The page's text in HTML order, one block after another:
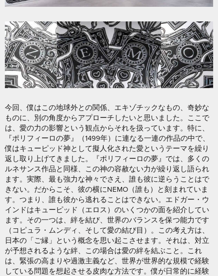
今回、僕はこの地球外との関係、エキゾチックなもの、奇妙な
ものに、別の角度からアプローチしたいと思いました。ここで
は、愛の力の影響という観点からそれを扱っています。特に、
『ポリフィーロの夢』（1499年）に連なる一連の作品の中で、
僕はキューピッド神として擬人化された愛というテーマを繰り
返し取り上げてきました。『ポリフィーロの夢』では、多くの
ルネサンス作品と同様、この神の容赦ない力が繰り返し語られ
ます。実際、最も強力な神々でさえ、誰も彼に逆らうことはで
きない。だからこそ、彼の横にNEMO（誰も）と刻まれていま
す。つまり、誰も彼から逃れることはできない。エドガー・ウ
インドはキューピッド（エロス）のいくつかの面を紹介してい
ます。その一つは、絆を結び、世界のバランスを保つ能力です
（コピュラ・ムンディ、そして愛の結び目）。この考え方は、
日本の「ご縁」という概念を思い起こさせます。それは、対立
が予想されるような絆、この場合は愛の絆を結ぶこと。これ
は、緊張の高まりや過激主義など、世界が世界的な規模で経験
している問題を想起させる皮肉な方法です。僕が日常的に経験